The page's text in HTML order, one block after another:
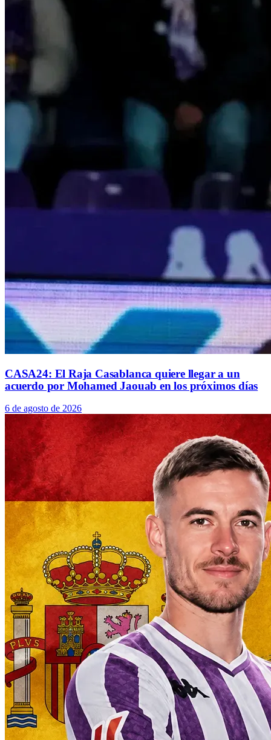
CASA24: El Raja Casablanca quiere llegar a un
acuerdo por Mohamed Jaouab en los próximos días
6 de agosto de 2026